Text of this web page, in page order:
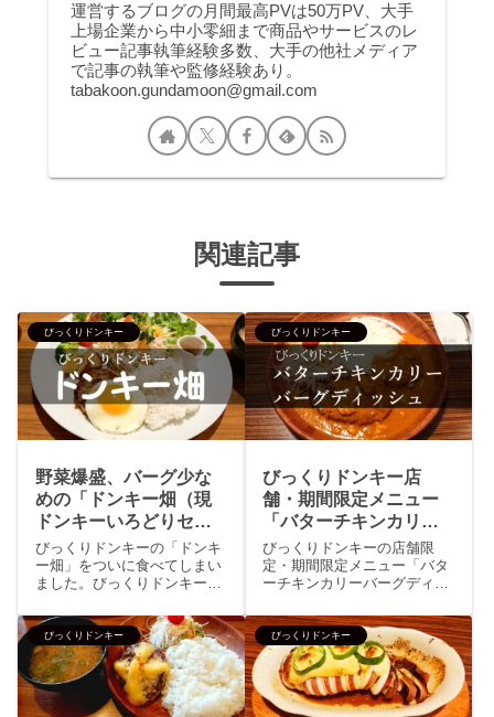
運営するブログの月間最高PVは50万PV、大手
上場企業から中小零細まで商品やサービスのレ
ビュー記事執筆経験多数、大手の他社メディア
で記事の執筆や監修経験あり。
tabakoon.gundamoon@gmail.com
関連記事
びっくりドンキー
野菜爆盛、バーグ少な
めの「ドンキー畑（現
ドンキーいろどりセッ
ト）」レビュー
びっくりドンキーの「ドンキ
ー畑」をついに食べてしまい
ました。びっくりドンキー大
る肉好きオッサンの私、でも
野菜が嫌いなもんでして野菜
爆盛のワンプレートメニュー
「ドンキー畑」は避けていた
けどついにチャレンジするこ
とに。...
びっくりドンキー
びっくりドンキー店
舗・期間限定メニュー
「バターチキンカリー
バーグディッシュ」を
マニア向けに解説
びっくりドンキーの店舗限
定・期間限定メニュー「バタ
ーチキンカリーバーグディッ
た。バターチキンカリーバー
グディッシュはトマトとヨー
グルトの爽やかな酸味、辛さ
控えめのコクがあるカリーを
バーグディッシュにぶっかけ
たメニュー...
びっくりドンキー びっくりドンキー